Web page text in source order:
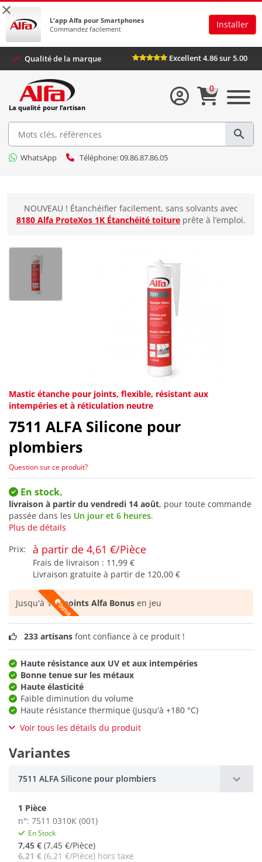
×
L'app Alfa pour Smartphones
Commandez facilement
Installer
Qualité de la marque Excellent 4.86 sur 5.00
La qualité pour l’artisan
WhatsApp Téléphone: 09.86.87.86.05
0
NOUVEAU ! Étanchéifier facilement, sans solvants avec
8180 Alfa ProteXos 1K Étanchéité toiture prête à l’emploi.
Mastic étanche pour joints, flexible, résistant aux
intempéries et à réticulation neutre
7511 ALFA Silicone pour
plombiers
Question sur ce produit?
En stock.
livraison à partir du vendredi 14 août, pour toute commande
passée dans les Un jour et 6 heures.
Plus de détails
Prix:
à partir de 4,61 €/Pièce
Frais de livraison : 11,99 €
Livraison gratuite à partir de 120,00 €
Jusqu'à115 points Alfa Bonus en jeu
233 artisans font confiance à ce produit !
Haute résistance aux UV et aux intempéries
Bonne tenue sur les métaux
Haute élasticité
Faible diminution du volume
Haute résistance thermique (jusqu'à +180 °C)
Voir tous les détails du produit
Variantes
7511 ALFA Silicone pour plombiers
1 Pièce
n°: 7511 0310K (001)
En Stock
7,45 € (7,45 €/Pièce)
6,21 € (6,21 €/Pièce) hors taxe